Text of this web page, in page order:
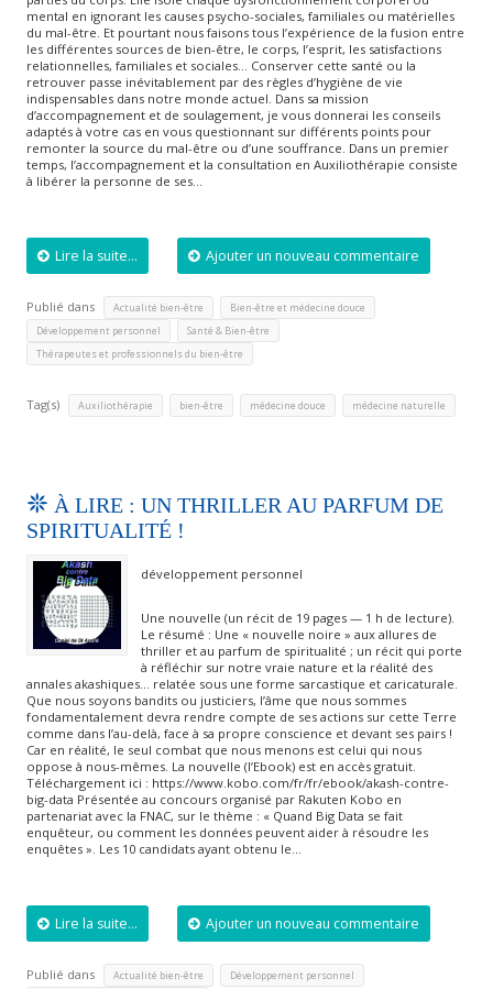
mental en ignorant les causes psycho-sociales, familiales ou matérielles
du mal-être. Et pourtant nous faisons tous l’expérience de la fusion entre
les différentes sources de bien-être, le corps, l’esprit, les satisfactions
relationnelles, familiales et sociales… Conserver cette santé ou la
retrouver passe inévitablement par des règles d’hygiène de vie
indispensables dans notre monde actuel. Dans sa mission
d’accompagnement et de soulagement, je vous donnerai les conseils
adaptés à votre cas en vous questionnant sur différents points pour
remonter la source du mal-être ou d’une souffrance. Dans un premier
temps, l’accompagnement et la consultation en Auxiliothérapie consiste
à libérer la personne de ses…
Lire la suite... Ajouter un nouveau commentaire
Publié dans Actualité bien-être Bien-être et médecine douce
Développement personnel Santé & Bien-être
Thérapeutes et professionnels du bien-être
Tag(s) Auxiliothérapie bien-être médecine douce médecine naturelle
À LIRE : UN THRILLER AU PARFUM DE
SPIRITUALITÉ !
développement personnel
Une nouvelle (un récit de 19 pages — 1 h de lecture).
Le résumé : Une « nouvelle noire » aux allures de
thriller et au parfum de spiritualité ; un récit qui porte
à réfléchir sur notre vraie nature et la réalité des
annales akashiques… relatée sous une forme sarcastique et caricaturale.
Que nous soyons bandits ou justiciers, l’âme que nous sommes
fondamentalement devra rendre compte de ses actions sur cette Terre
comme dans l’au-delà, face à sa propre conscience et devant ses pairs !
Car en réalité, le seul combat que nous menons est celui qui nous
oppose à nous-mêmes. La nouvelle (l’Ebook) est en accès gratuit.
Téléchargement ici : https://www.kobo.com/fr/fr/ebook/akash-contre-
big-data Présentée au concours organisé par Rakuten Kobo en
partenariat avec la FNAC, sur le thème : « Quand Big Data se fait
enquêteur, ou comment les données peuvent aider à résoudre les
enquêtes ». Les 10 candidats ayant obtenu le…
Lire la suite... Ajouter un nouveau commentaire
Publié dans Actualité bien-être Développement personnel